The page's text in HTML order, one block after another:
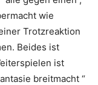
wie
Trotzreaktion
Beides ist
ist
breitmacht “